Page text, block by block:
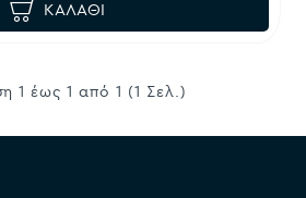
ΚΑΛΆΘΙ
1 έως 1 από 1 (1 Σελ.)